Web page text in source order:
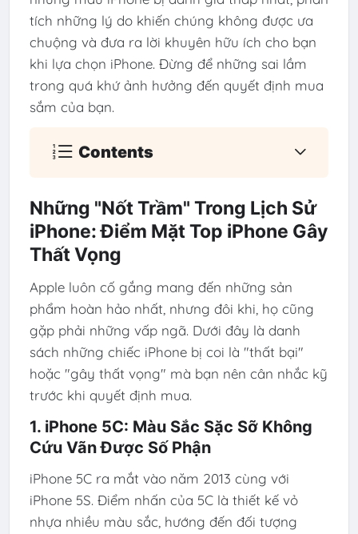
tích những lý do khiến chúng không được ưa
chuộng và đưa ra lời khuyên hữu ích cho bạn
khi lựa chọn iPhone. Đừng để những sai lầm
trong quá khứ ảnh hưởng đến quyết định mua
sắm của bạn.
Contents
Những "Nốt Trầm" Trong Lịch Sử
iPhone: Điểm Mặt Top iPhone Gây
Thất Vọng
Apple luôn cố gắng mang đến những sản
phẩm hoàn hảo nhất, nhưng đôi khi, họ cũng
gặp phải những vấp ngã. Dưới đây là danh
sách những chiếc iPhone bị coi là "thất bại"
hoặc "gây thất vọng" mà bạn nên cân nhắc kỹ
trước khi quyết định mua.
1. iPhone 5C: Màu Sắc Sặc Sỡ Không
Cứu Vãn Được Số Phận
iPhone 5C ra mắt vào năm 2013 cùng với
iPhone 5S. Điểm nhấn của 5C là thiết kế vỏ
nhựa nhiều màu sắc, hướng đến đối tượng